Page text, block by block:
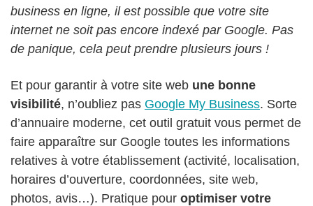
business en ligne, il est possible que votre site
internet ne soit pas encore indexé par Google. Pas
de panique, cela peut prendre plusieurs jours !
Et pour garantir à votre site web une bonne
visibilité, n’oubliez pas Google My Business. Sorte
d’annuaire moderne, cet outil gratuit vous permet de
faire apparaître sur Google toutes les informations
relatives à votre établissement (activité, localisation,
horaires d’ouverture, coordonnées, site web,
photos, avis…). Pratique pour optimiser votre